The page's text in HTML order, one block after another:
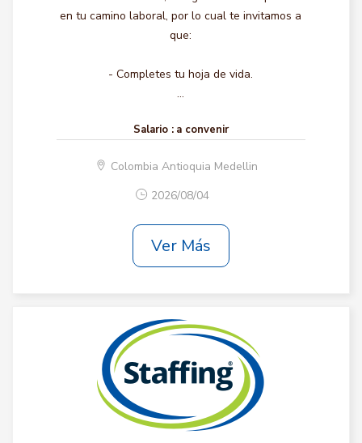
en tu camino laboral, por lo cual te invitamos a
que:
- Completes tu hoja de vida.
...
Salario : a convenir
Colombia Antioquia Medellin
2026/08/04
Ver Más